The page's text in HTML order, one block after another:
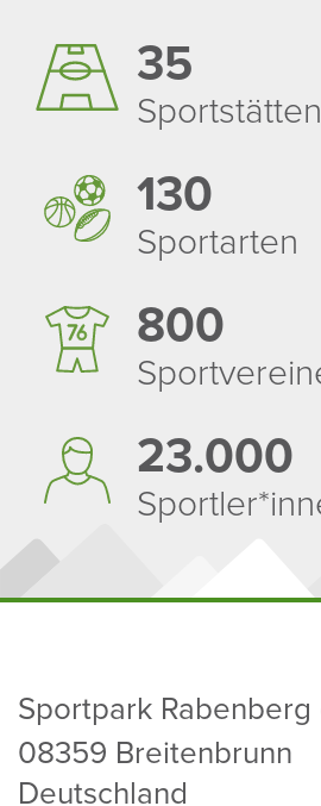
35
Sport­stätten
130
Sport­arten
800
23.000
Sport­park Raben­berg
08359 Brei­ten­brunn
Deutsch­land